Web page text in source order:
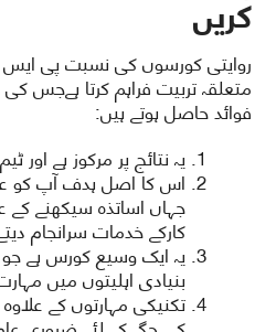
روایتی کورسوں کی نسبت پی
متعلقہ تربیت فراہم کرتا ہےجس
فوائد حاصل ہوتے ہیں:
یہ نتائج پر مرکوز ہے اور
اس کا اصل ہدف آپ کو
جہاں اساتذہ سیکھنے
کارکے خدمات سرانجام
یہ ایک وسیع کورس ہے
بنیادی اہلیتوں میں
تکنیکی مہارتوں کے علاوہ